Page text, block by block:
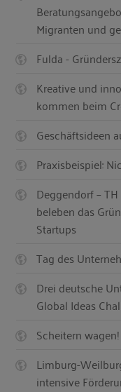
Migranten und
Fulda -
Kreative und
kommen beim
Geschäftsideen
Praxisbeispiel:
Deggendorf –
beleben das
Startups
Tag des
Drei deutsche
Global Ideas
Scheitern
Limburg-
intensive